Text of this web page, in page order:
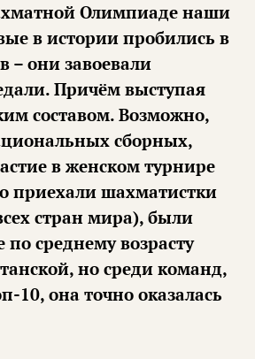
Олимпиаде наши
в истории пробились в
– они завоевали
Причём выступая
составом. Возможно,
сборных,
в женском турнире
приехали шахматистки
стран мира), были
по среднему возрасту
но среди команд,
10, она точно оказалась